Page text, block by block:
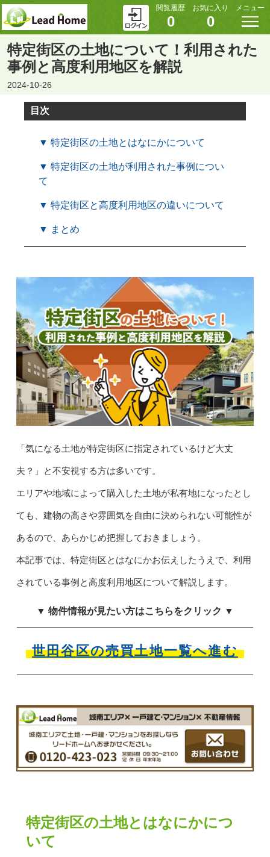
閲覧履歴
0
お気に入り
0
メニュー
特定街区の土地について！利用された
事例と高度利用地区を解説
2024-10-26
目次
▼ 特定街区の土地とはなにかについて
▼ 特定街区の土地が利用された事例につい
て
▼ 特定街区と高度利用地区の違いについて
▼ まとめ
「気になる土地が特定街区に指定されているけど大丈
夫？」と不安視する方は多いです。
エリアや地域によって購入した土地が私有地になったとし
ても、建物の高さや雰囲気を自由に決められない可能性が
あるので、あらかじめ把握しておきましょう。
本記事では、特定街区とはなにかお伝えしたうえで、利用
されている事例と高度利用地区について解説します。
▼ 物件情報が見たい方はこちらをクリック ▼
世田谷区の売買土地一覧へ進む
特定街区の土地とはなにかにつ
いて